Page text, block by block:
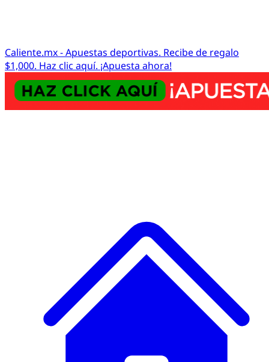
Caliente.mx - Apuestas deportivas. Recibe de regalo
$1,000. Haz clic aquí. ¡Apuesta ahora!